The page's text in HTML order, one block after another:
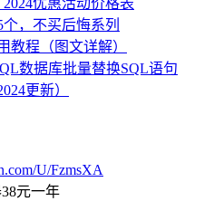
优惠活动价格表
，不买后悔系列
教程（图文详解）
数据库批量替换SQL语句
更新）
U/FzmsXA
元一年